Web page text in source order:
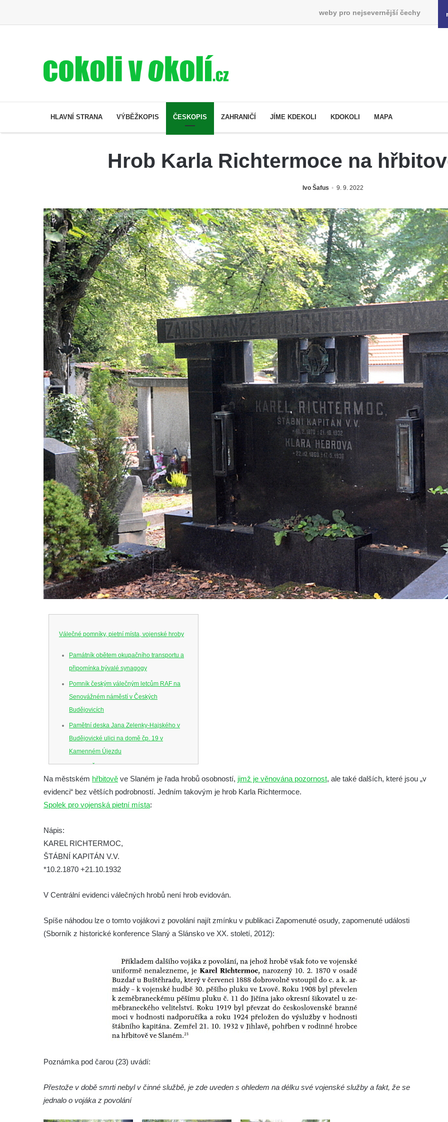
weby pro nejsevernější čechy
HLAVNÍ STRANA VÝBĚŽKOPIS ČESKOPIS ZAHRANIČÍ JÍME KDEKOLI KDOKOLI MAPA
Hrob Karla Richtermoce na
Ivo Šafus 9. 9. 2022
Válečné pomníky, pietní místa, vojenské hroby
Památník obětem okupačního transportu a
připomínka bývalé synagogy
Pomník českým válečným letcům RAF na
Senovážném náměstí v Českých
Budějovicích
Pamětní deska Jana Zelenky-Hajského v
Budějovické ulici na domě čp. 19 v
Kamenném Újezdu
Kenotaf Šimona Valhy na starém hřbitově v
Kamenném Újezdě
Kenotaf Václava B. Hájka na starém
hřbitově v Kamenném Újezdě
Kenotaf Jana Mojžiše na hřbitově ve
Velešíně
Velešíně
Hrob Ludvíka Tůmy na hřbitově ve Velešíně
u kostela svatého Václava ve Velešíně
Pamětní deska 240 MILES TO FREEDOM u
pomníku obětem válek na náměstí J. V.
Kamarýta ve Velešíně
Pomník obětem 1. a 2. světové války na
náměstí J. V. Kamarýta ve Velešíně
Římově
Hrob Petera Korgera a Petra Štindla na
hřbitově v Římově
Na městském hřbitově ve Slaném je řada hrobů osobností, jimž je věnována pozornost, ale také dalších, které jsou „v
evidenci“ bez větších podrobností. Jedním takovým je hrob Karla Richtermoce.
Spolek pro vojenská pietní místa:
Nápis:
KAREL RICHTERMOC,
ŠTÁBNÍ KAPITÁN V.V.
*10.2.1870 +21.10.1932
V Centrální evidenci válečných hrobů není hrob evidován.
Spíše náhodou lze o tomto vojákovi z povolání najít zmínku v publikaci Zapomenuté osudy, zapomenuté události
(Sborník z historické konference Slaný a Slánsko ve XX. století, 2012):
Poznámka pod čarou (23) uvádí:
Přestože v době smrti nebyl v činné službě, je zde uveden s ohledem na délku své vojenské služby a fakt, že se
jednalo o vojáka z povolání